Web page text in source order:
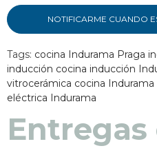
NOTIFICARME CUANDO
Tags: cocina Indurama Praga
inducción cocina inducción
vitrocerámica cocina
eléctrica Indurama